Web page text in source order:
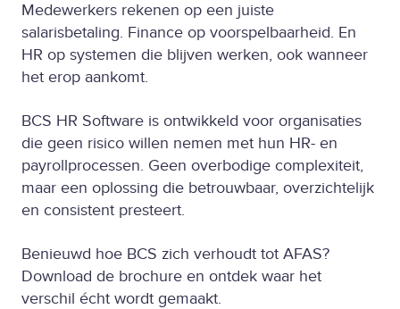
Medewerkers rekenen op een juiste
salarisbetaling. Finance op voorspelbaarheid. En
HR op systemen die blijven werken, ook wanneer
het erop aankomt.
BCS HR Software is ontwikkeld voor organisaties
die geen risico willen nemen met hun HR- en
payrollprocessen. Geen overbodige complexiteit,
maar een oplossing die betrouwbaar, overzichtelijk
en consistent presteert.
Benieuwd hoe BCS zich verhoudt tot AFAS?
Download de brochure en ontdek waar het
verschil écht wordt gemaakt.